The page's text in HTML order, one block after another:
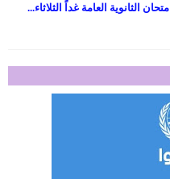
امتحان الثانوية العامة غداً الثلاثاء...